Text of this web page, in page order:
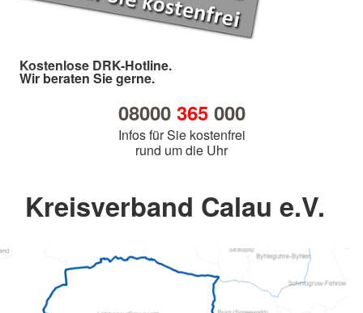
Kostenlose DRK-Hotline.
Wir beraten Sie gerne.
08000 365000
Infos für Sie kostenfrei
rund um die Uhr
Kreisverband Calau e.V.